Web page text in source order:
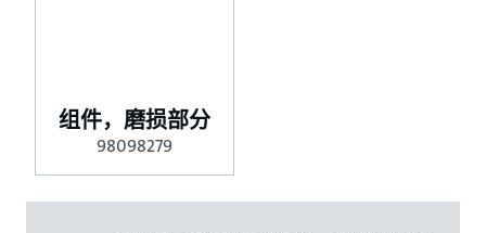
组件，磨损部分
98098279